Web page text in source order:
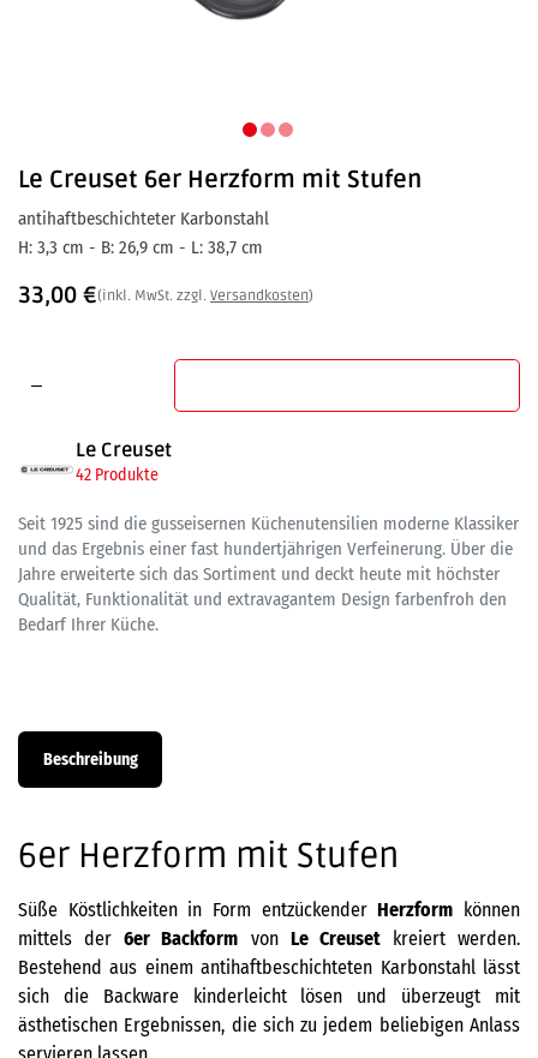
Le Creuset 6er Herzform mit Stufen
antihaftbeschichteter Karbonstahl
H: 3,3 cm - B: 26,9 cm - L: 38,7 cm
33,00 €(inkl. MwSt. zzgl. Versandkosten)
Le Creuset
42 Produkte
Seit 1925 sind die gusseisernen Küchenutensilien moderne Klassiker
und das Ergebnis einer fast hundertjährigen Verfeinerung. Über die
Jahre erweiterte sich das Sortiment und deckt heute mit höchster
Qualität, Funktionalität und extravagantem Design farbenfroh den
Bedarf Ihrer Küche.
Beschreibung
6er Herzform mit Stufen
Süße Köstlichkeiten in Form entzückenderHerzform können
mittels der6er Backform von Le Creusetkreiert werden.
Bestehend aus einem antihaftbeschichteten Karbonstahl lässt
sich die Backware kinderleicht lösen und überzeugt mit
ästhetischen Ergebnissen, die sich zu jedem beliebigen Anlass